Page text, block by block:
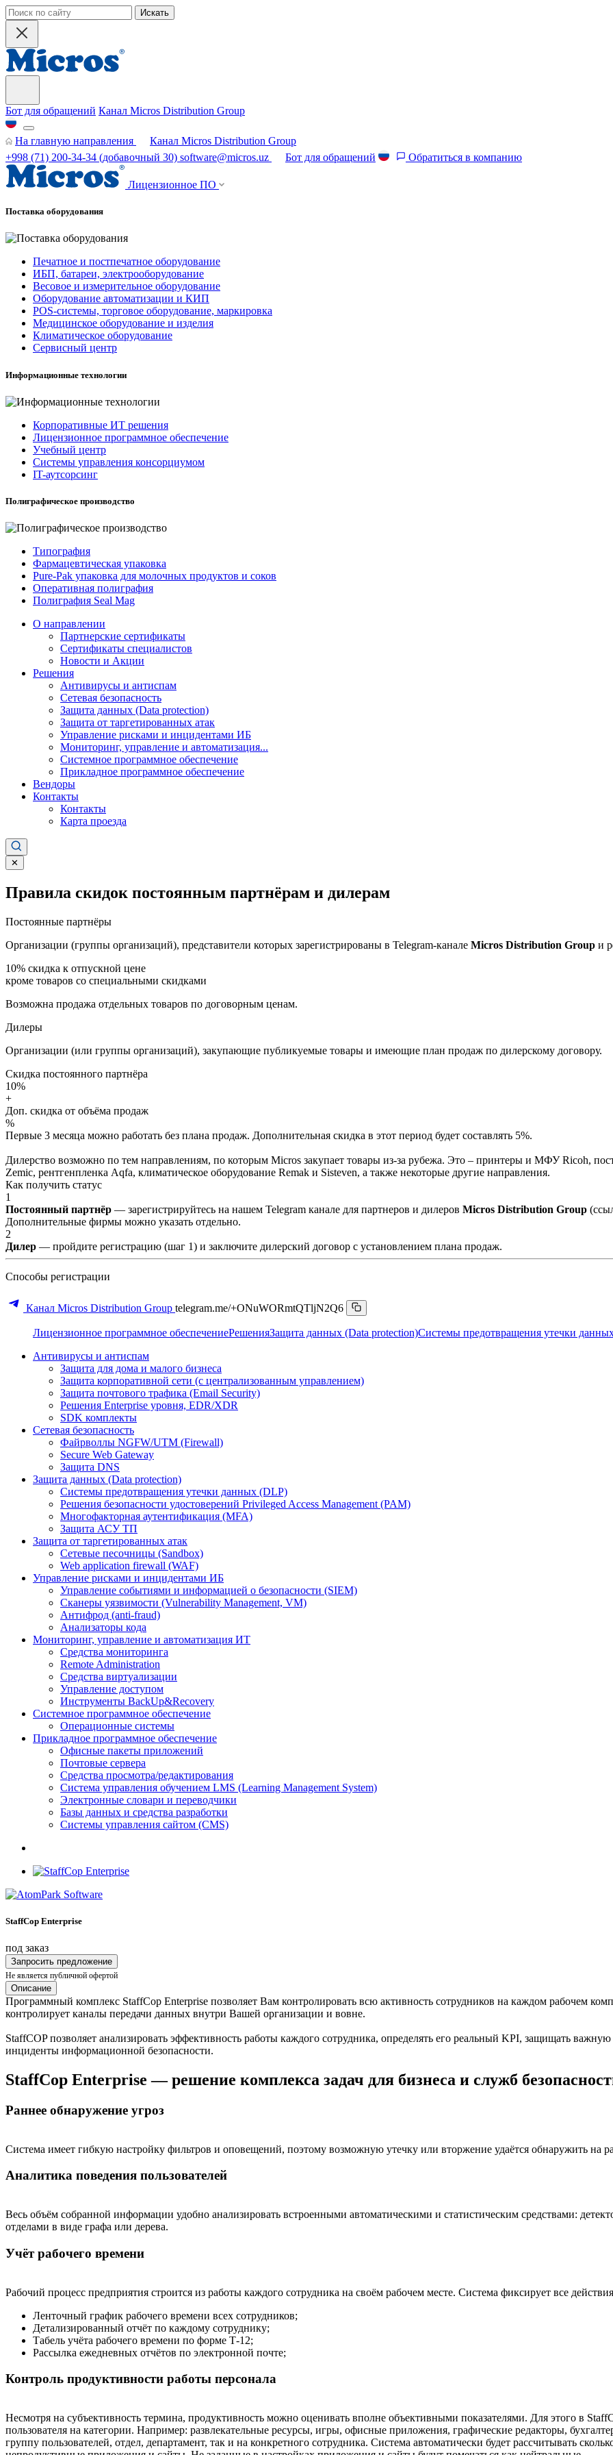
Искать
Бот для обращений Канал Micros Distribution Group
На главную направления
Канал Micros Distribution Group
+998 (71) 200-34-34 (добавочный 30) software@micros.uz Бот для обращений Обратиться в компанию
Лицензионное ПО
Поставка оборудования
Печатное и постпечатное оборудование
ИБП, батареи, электрооборудование
Весовое и измерительное оборудование
Оборудование автоматизации и КИП
POS-системы, торговое оборудование, маркировка
Медицинское оборудование и изделия
Климатическое оборудование
Сервисный центр
Информационные технологии
Корпоративные ИТ решения
Лицензионное программное обеспечение
Учебный центр
Системы управления консорциумом
IT-аутсорсинг
Полиграфическое производство
Типография
Фармацевтическая упаковка
Pure-Pak упаковка для молочных продуктов и соков
Оперативная полиграфия
Полиграфия Seal Mag
О направлении
Партнерские сертификаты
Сертификаты специалистов
Новости и Акции
Решения
Антивирусы и антиспам
Сетевая безопасность
Защита данных (Data protection)
Защита от таргетированных атак
Управление рисками и инцидентами ИБ
Мониторинг, управление и автоматизация...
Системное программное обеспечение
Прикладное программное обеспечение
Вендоры
Контакты
Контакты
Карта проезда
✕
Правила скидок постоянным партнёрам и дилерам
Постоянные партнёры
Организации (группы организаций), представители которых зарегистрированы в Telegram-канале Micros Distribution Group и
10% скидка к отпускной цене
кроме товаров со специальными скидками
Возможна продажа отдельных товаров по договорным ценам.
Дилеры
Организации (или группы организаций), закупающие публикуемые товары и имеющие план продаж по дилерскому договору.
Скидка постоянного партнёра
10%
+
Доп. скидка от объёма продаж
%
Первые 3 месяца можно работать без плана продаж. Дополнительная скидка в этот период будет составлять 5%.
Дилерство возможно по тем направлениям, по которым Micros закупает товары из-за рубежа. Это – принтеры и МФУ Ricoh,
Zemic, рентгенпленка Aqfa, климатическое оборудование Remak и Sisteven, а также некоторые другие направления.
Как получить статус
1
Постоянный партнёр — зарегистрируйтесь на нашем Telegram канале для партнеров и дилеров Micros Distribution Group
Дополнительные фирмы можно указать отдельно.
2
Дилер — пройдите регистрацию (шаг 1) и заключите дилерский договор с установлением плана продаж.
Способы регистрации
Канал Micros Distribution Group telegram.me/+ONuWORmtQTljN2Q6
Лицензионное программное обеспечениеРешенияЗащита данных (Data protection)Системы предотвращения утечки
Антивирусы и антиспам
Защита для дома и малого бизнеса
Защита корпоративной сети (с централизованным управлением)
Защита почтового трафика (Email Security)
Решения Enterprise уровня, EDR/XDR
SDK комплекты
Сетевая безопасность
Файрволлы NGFW/UTM (Firewall)
Secure Web Gateway
Защита DNS
Защита данных (Data protection)
Системы предотвращения утечки данных (DLP)
Решения безопасности удостоверений Privileged Access Management (PAM)
Многофакторная аутентификация (MFA)
Защита АСУ ТП
Защита от таргетированных атак
Сетевые песочницы (Sandbox)
Web application firewall (WAF)
Управление рисками и инцидентами ИБ
Управление событиями и информацией о безопасности (SIEM)
Сканеры уязвимости (Vulnerability Management, VM)
Антифрод (anti-fraud)
Анализаторы кода
Мониторинг, управление и автоматизация ИТ
Средства мониторинга
Remote Administration
Средства виртуализации
Управление доступом
Инструменты BackUp&Recovery
Системное программное обеспечение
Операционные системы
Прикладное программное обеспечение
Офисные пакеты приложений
Почтовые сервера
Средства просмотра/редактирования
Система управления обучением LMS (Learning Management System)
Электронные словари и переводчики
Базы данных и средства разработки
Системы управления сайтом (CMS)
StaffCop Enterprise
под заказ
Запросить предложение
Не является публичной офертой
Описание
Программный комплекс StaffCop Enterprise позволяет Вам контролировать всю активность сотрудников на каждом рабочем
контролирует каналы передачи данных внутри Вашей организации и вовне.
StaffCOP позволяет анализировать эффективность работы каждого сотрудника, определять его реальный KPI, защищать
инциденты информационной безопасности.
StaffCop Enterprise — решение комплекса задач для бизнеса и служб
Раннее обнаружение угроз
Система имеет гибкую настройку фильтров и оповещений, поэтому возможную утечку или вторжение удаётся обнаружить на
Аналитика поведения пользователей
Весь объём собранной информации удобно анализировать встроенными автоматическими и статистическим средствами:
отделами в виде графа или дерева.
Учёт рабочего времени
Рабочий процесс предприятия строится из работы каждого сотрудника на своём рабочем месте. Система фиксирует все
Ленточный график рабочего времени всех сотрудников;
Детализированный отчёт по каждому сотруднику;
Табель учёта рабочего времени по форме Т-12;
Рассылка ежедневных отчётов по электронной почте;
Контроль продуктивности работы персонала
Несмотря на субъективность термина, продуктивность можно оценивать вполне объективными показателями. Для этого в
пользователя на категории. Например: развлекательные ресурсы, игры, офисные приложения, графические редакторы,
группу пользователей, отдел, департамент, так и на конкретного сотрудника. Система автоматически будет рассчитывать